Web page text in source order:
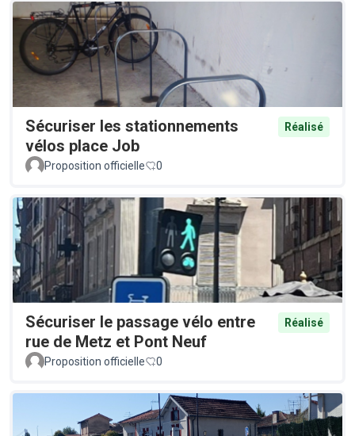
Sécuriser les stationnements
vélos place Job
Réalisé
Proposition officielle 0
Sécuriser le passage vélo entre
rue de Metz et Pont Neuf
Réalisé
Proposition officielle 0